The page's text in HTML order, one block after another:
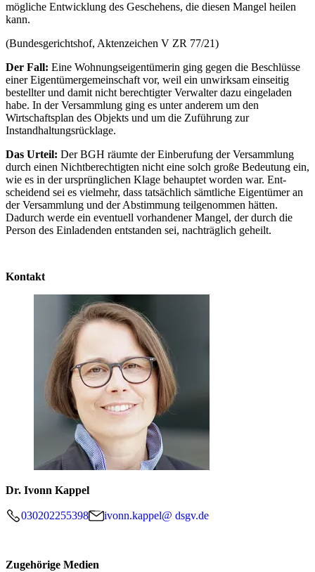
mögliche Entwicklung des Geschehens, die diesen Mangel heilen
kann.
(Bundesgerichtshof, Aktenzeichen V ZR 77/21)
Der Fall: Eine Wohnungseigentümerin ging gegen die Beschlüsse
einer Eigentümergemeinschaft vor, weil ein unwirksam einseitig
bestellter und damit nicht berechtigter Verwalter dazu einge­laden
habe. In der Versammlung ging es unter anderem um den
Wirtschaftsplan des Objekts und um die Zuführung zur
Instandhaltungsrücklage.
Das Urteil: Der BGH räumte der Einberufung der Versammlung
durch einen Nichtberechtigten nicht eine solch große Bedeutung ein,
wie es in der ursprünglichen Klage behauptet worden war. Ent­
scheidend sei es vielmehr, dass tatsächlich sämtliche Eigentü­mer an
der Versammlung und der Abstimmung teilgenommen hätten.
Dadurch werde ein eventuell vorhandener Mangel, der durch die
Person des Einladenden entstanden sei, nachträglich geheilt.
Kontakt
Dr. Ivonn Kappel
030202255398 ivonn.kappel@ dsgv.de
Zugehörige Medien